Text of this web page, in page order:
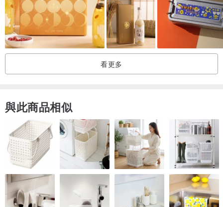
溉，讓日常保養變得極致俐落與優雅。
🧬 領醫科研：為什麼您需要「領固力®」？
領醫專業團隊嚴選「黃金四大頂尖成分系統」，將多國專利精華凝聚
於每日 1 粒的優雅習慣中。不論您正面臨以下哪一個注重生活質感、
【 尊榮熟齡 ✕ 高階長輩活力守護 】隨著時光推移，日常的登高、散
步或與家人出遊，都需要更充沛的青春續航力。本配方足量導入美國
專利 UC-II® 非變性二型膠原蛋白，協同富含多重自然營養的頂級蛋
殼膜萃取物，由內而外增強體力、提供穩健的充沛活力，守護長輩靈
活流暢的步伐，隨心所欲享受優雅的退休生活。
【 菁英商務 ✕ 戶外高球與差旅族群 】針對頻繁進行長途差旅飛行、
熱衷高爾夫揮桿或高端網球運動，追求極致生活掌控力的商務菁英。
本配方高效率導入富含天然多酚的西班牙專利橄欖精華，調節生理機
看更多
與此商品相似